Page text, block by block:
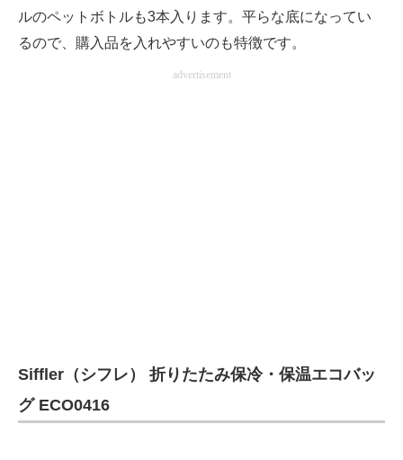
ルのペットボトルも3本入ります。平らな底になってい
るので、購入品を入れやすいのも特徴です。
advertisement
Siffler（シフレ） 折りたたみ保冷・保温エコバッ
グ ECO0416